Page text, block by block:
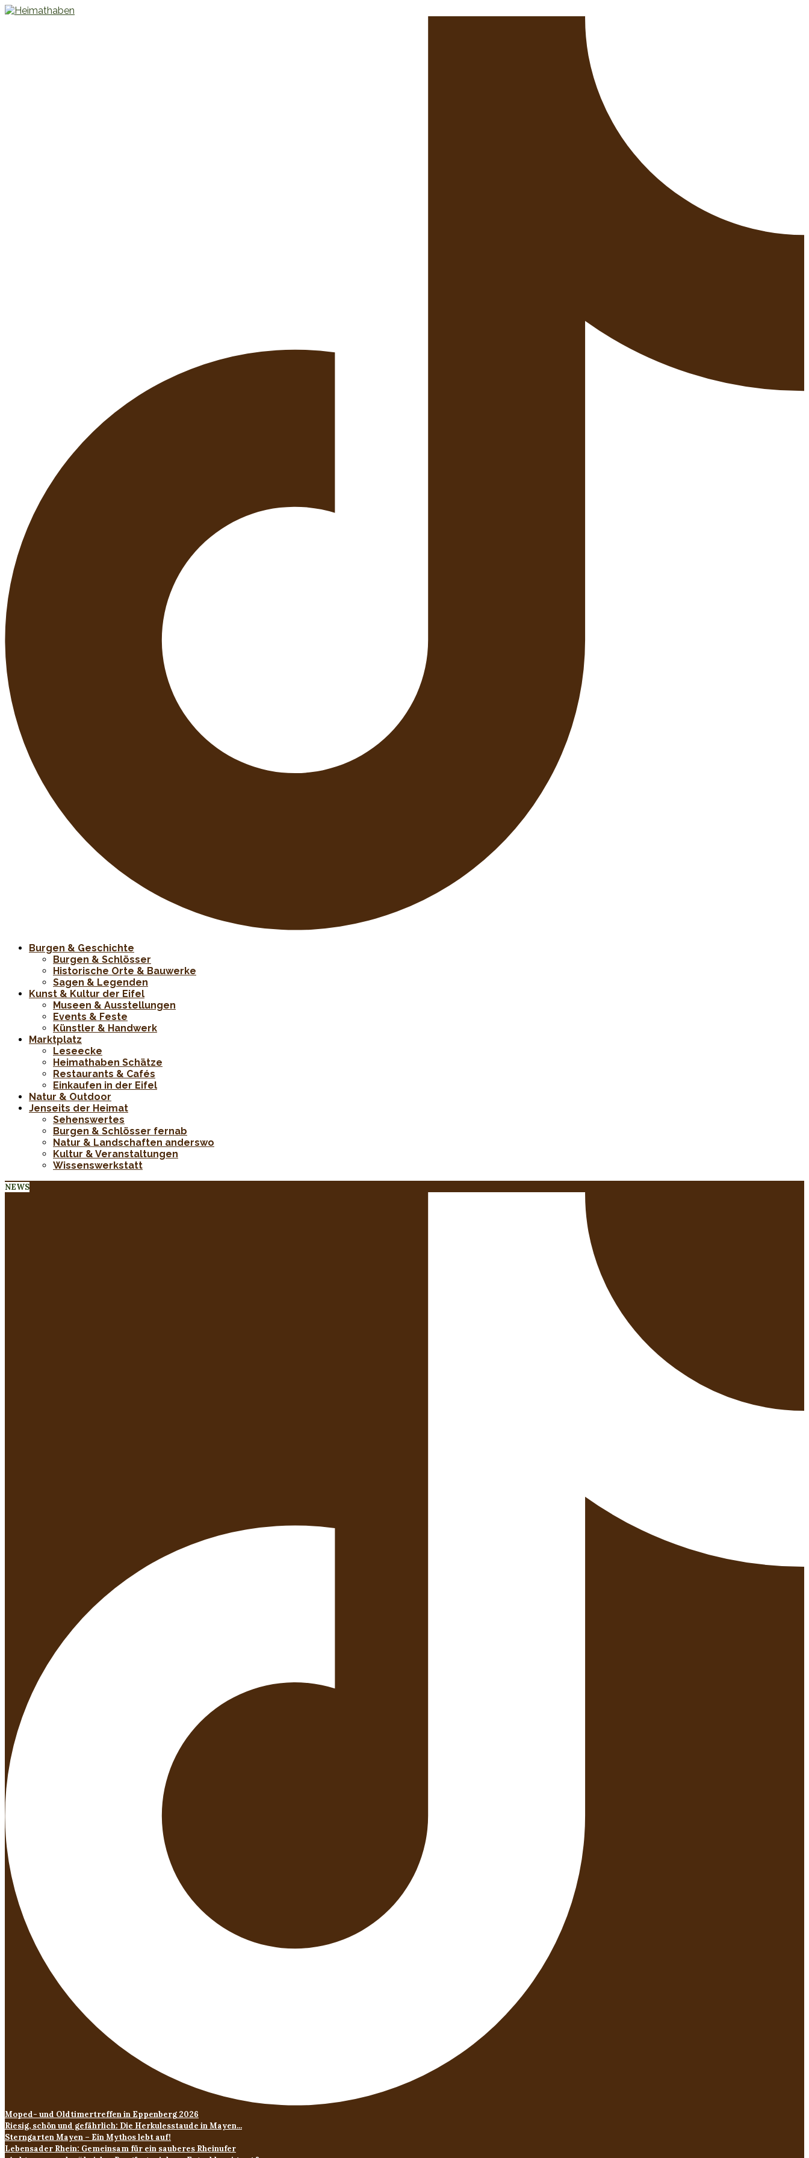
Burgen & Geschichte
Burgen & Schlösser
Historische Orte & Bauwerke
Sagen & Legenden
Kunst & Kultur der Eifel
Museen & Ausstellungen
Events & Feste
Künstler & Handwerk
Marktplatz
Leseecke
Heimathaben Schätze
Restaurants & Cafés
Einkaufen in der Eifel
Natur & Outdoor
Jenseits der Heimat
Sehenswertes
Burgen & Schlösser fernab
Natur & Landschaften anderswo
Kultur & Veranstaltungen
Wissenswerkstatt
NEWS
Moped- und Oldtimertreffen in Eppenberg 2026
Riesig, schön und gefährlich: Die Herkulesstaude in Mayen...
Sterngarten Mayen – Ein Mythos lebt auf!
Lebensader Rhein: Gemeinsam für ein sauberes Rheinufer